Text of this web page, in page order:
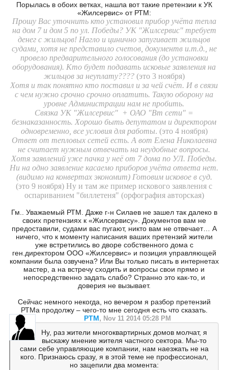
Порылась в обоих ветках, нашла вот такие претензии к УК
«Жилсервис» от РТМ:
Прошу Вас уточнить кто установил прибор учёта тепла
на дом 7 и дом 5 по ул. Победы? УК "Жилсервис" требует
денег с жильцов! Нагло и цинично запугивает жильцов
судами, хотя не представило счетов, документв и.т.д., не
провело предварительного голосования (до установки
оборудования). Кто будет подавать исковые заявления на
жильцов за неуплату???? (это 3 ноября)
Хотя и так понятно кто поставил и за чей счёт. И в связи
с чем нужно срочно срочно оплатить. Такую оборону на
уровне Администрации нам не пробить.
Связка УК "Жилсервис" + ОАО "Вт сети" =
безнаказанность. Хорошо быть депутатом и директором
одновременно, все условия для работы. (это 4 ноября)
Ответ от тепловых сетей есть. А вот Елена Николаевна
не считает нужным отвечать на неудобные вопросы.
Хотя заявлений уже пачка у неё от 7 дома по УЛ. Победы.
Ни на одно заявление касаемо приборов учёта ответа нет.
(видимо на конвертах экономит) Готовим исковое в суд.
(это 9 ноября) Ну и там же пример искового заявления с
оспариванием "биллетеня" (орфография авторская)
Гм.. Уважаемый РТМ. Даже г-н Силаев не зашел так далеко в
своих претензиях к «Жилсервису». Документов вам не
предоставили, судами вас пугают, никто вам не отвечает… А
ничего, что к моменту написания ваших претензий жители
уже встретились во дворе собственного дома с
ген.директором ООО «Жилсервис» и позиция управляющей
компании была озвучена? Или Вы только писать в интернетах
мастер, а на встречу сходить и вопросы свои прямо и
непосредственно задать слабо? Странно это как-то, и
доверия не вызывает.
Сейчас немного некогда, но вечером я разбор претензий
РТМа продолжу – чего-то мне сегодня есть что сказать.
PTM, Nov 11 2014 05:28 PM
Ну, раз жители многоквартирных домов молчат, я
выскажу мнение жителя частного сектора. Мы-то
сами себе управляющие компании, нам наезжать не на
кого. Признаюсь сразу, я в этой теме не профессионал,
но зацепили два момента: